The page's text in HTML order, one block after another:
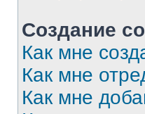
Создание
Как мне
Как мне
Как мне